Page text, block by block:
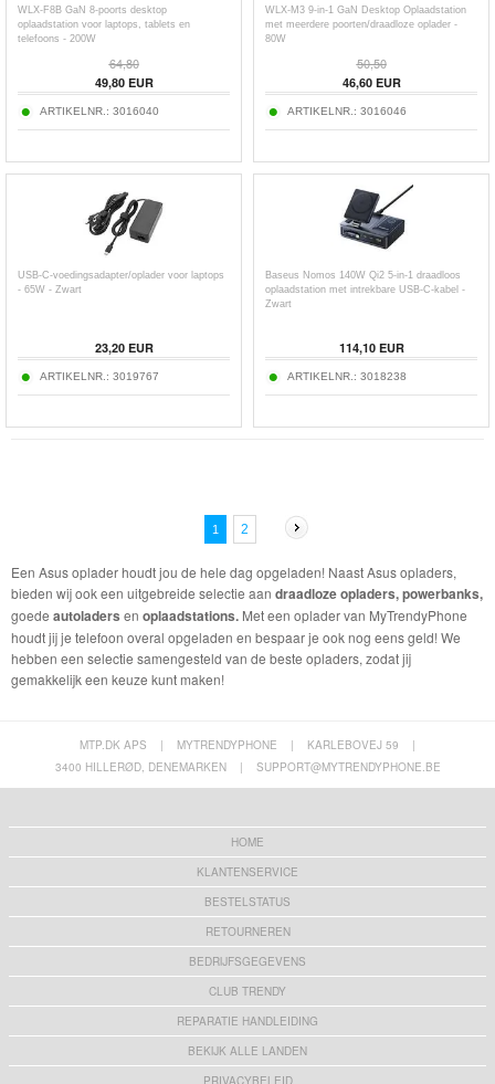
WLX-F8B GaN 8-poorts desktop
oplaadstation voor laptops, tablets en
telefoons - 200W
64,80
49,80EUR
ARTIKELNR.: 3016040
WLX-M3 9-in-1 GaN Desktop Oplaadstation
met meerdere poorten/draadloze oplader -
80W
50,50
46,60EUR
ARTIKELNR.: 3016046
USB-C-voedingsadapter/oplader voor laptops
- 65W - Zwart
23,20EUR
ARTIKELNR.: 3019767
Baseus Nomos 140W Qi2 5-in-1 draadloos
oplaadstation met intrekbare USB-C-kabel -
Zwart
114,10EUR
ARTIKELNR.: 3018238
1 2
Een Asus oplader houdt jou de hele dag opgeladen! Naast Asus opladers,
bieden wij ook een uitgebreide selectie aan draadloze opladers, powerbanks,
goede autoladers en oplaadstations. Met een oplader van MyTrendyPhone
houdt jij je telefoon overal opgeladen en bespaar je ook nog eens geld! We
hebben een selectie samengesteld van de beste opladers, zodat jij
gemakkelijk een keuze kunt maken!
MTP.DK APS | MYTRENDYPHONE | KARLEBOVEJ 59
|
3400 HILLERØD, DENEMARKEN
| SUPPORT@MYTRENDYPHONE.BE
HOME
KLANTENSERVICE
BESTELSTATUS
RETOURNEREN
BEDRIJFSGEGEVENS
CLUB TRENDY
REPARATIE HANDLEIDING
BEKIJK ALLE LANDEN
PRIVACYBELEID